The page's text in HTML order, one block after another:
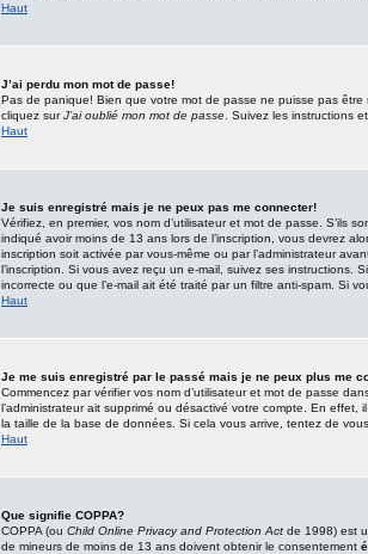
Haut
J’ai perdu mon mot de passe!
Pas de panique! Bien que votre mot de passe ne puisse pas
cliquez surJ’ai oublié mon mot de passe . Suivez les instructions
Haut
Je suis enregistré mais je ne peux pas me connecter!
Vérifiez, en premier, vos nom d’utilisateur et mot de passe. S’ils
indiqué avoir moins de 13 ans lors de l’inscription, vous devrez
inscription soit activée par vous-même ou par l’administrateur
l’inscription. Si vous avez reçu un e-mail, suivez ses instructions.
incorrecte ou que l’e-mail ait été traité par un filtre anti-spam. Si
Haut
Je me suis enregistré par le passé mais je ne peux plus me
Commencez par vérifier vos nom d’utilisateur et mot de passe
l’administrateur ait supprimé ou désactivé votre compte. En
la taille de la base de données. Si cela vous arrive, tentez de
Haut
Que signifie COPPA?
COPPA (ou Child Online Privacy and Protection Act de 1998) est
de mineurs de moins de 13 ans doivent obtenir le consentement